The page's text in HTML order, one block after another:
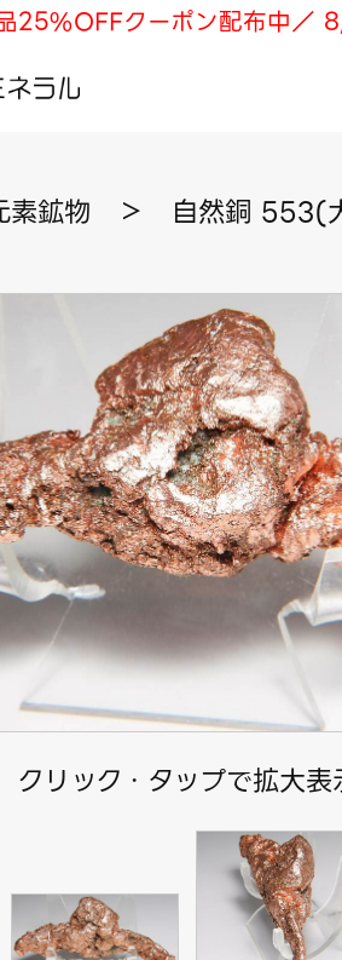
25%OFFクーポン配布中／
素鉱物 ＞ 自然銅 553(
クリック・タップで拡大表